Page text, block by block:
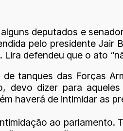
deputados e
pelo presidente Jair
defendeu que o ato
tanques das Forças
dizer para
haverá de intimidar as
ao